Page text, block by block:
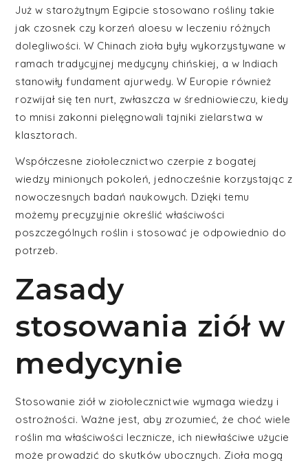
Już w starożytnym Egipcie stosowano rośliny takie
jak czosnek czy korzeń aloesu w leczeniu różnych
dolegliwości. W Chinach zioła były wykorzystywane w
ramach tradycyjnej medycyny chińskiej, a w Indiach
stanowiły fundament ajurwedy. W Europie również
rozwijał się ten nurt, zwłaszcza w średniowieczu, kiedy
to mnisi zakonni pielęgnowali tajniki zielarstwa w
klasztorach.
Współczesne ziołolecznictwo czerpie z bogatej
wiedzy minionych pokoleń, jednocześnie korzystając z
nowoczesnych badań naukowych. Dzięki temu
możemy precyzyjnie określić właściwości
poszczególnych roślin i stosować je odpowiednio do
potrzeb.
Zasady
stosowania ziół w
medycynie
Stosowanie ziół w ziołolecznictwie wymaga wiedzy i
ostrożności. Ważne jest, aby zrozumieć, że choć wiele
roślin ma właściwości lecznicze, ich niewłaściwe użycie
może prowadzić do skutków ubocznych. Zioła mogą